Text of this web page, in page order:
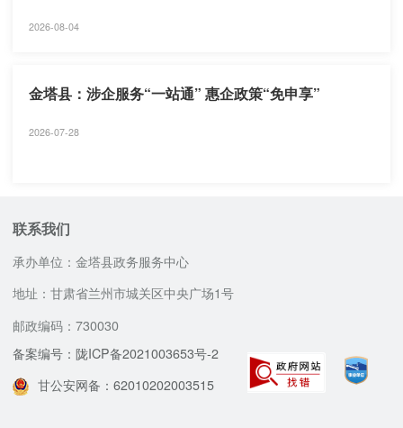
2026-08-04
金塔县：涉企服务“一站通” 惠企政策“免申享”
2026-07-28
联系我们
承办单位：金塔县政务服务中心
地址：甘肃省兰州市城关区中央广场1号
邮政编码：730030
备案编号：陇ICP备2021003653号-2
甘公安网备：62010202003515